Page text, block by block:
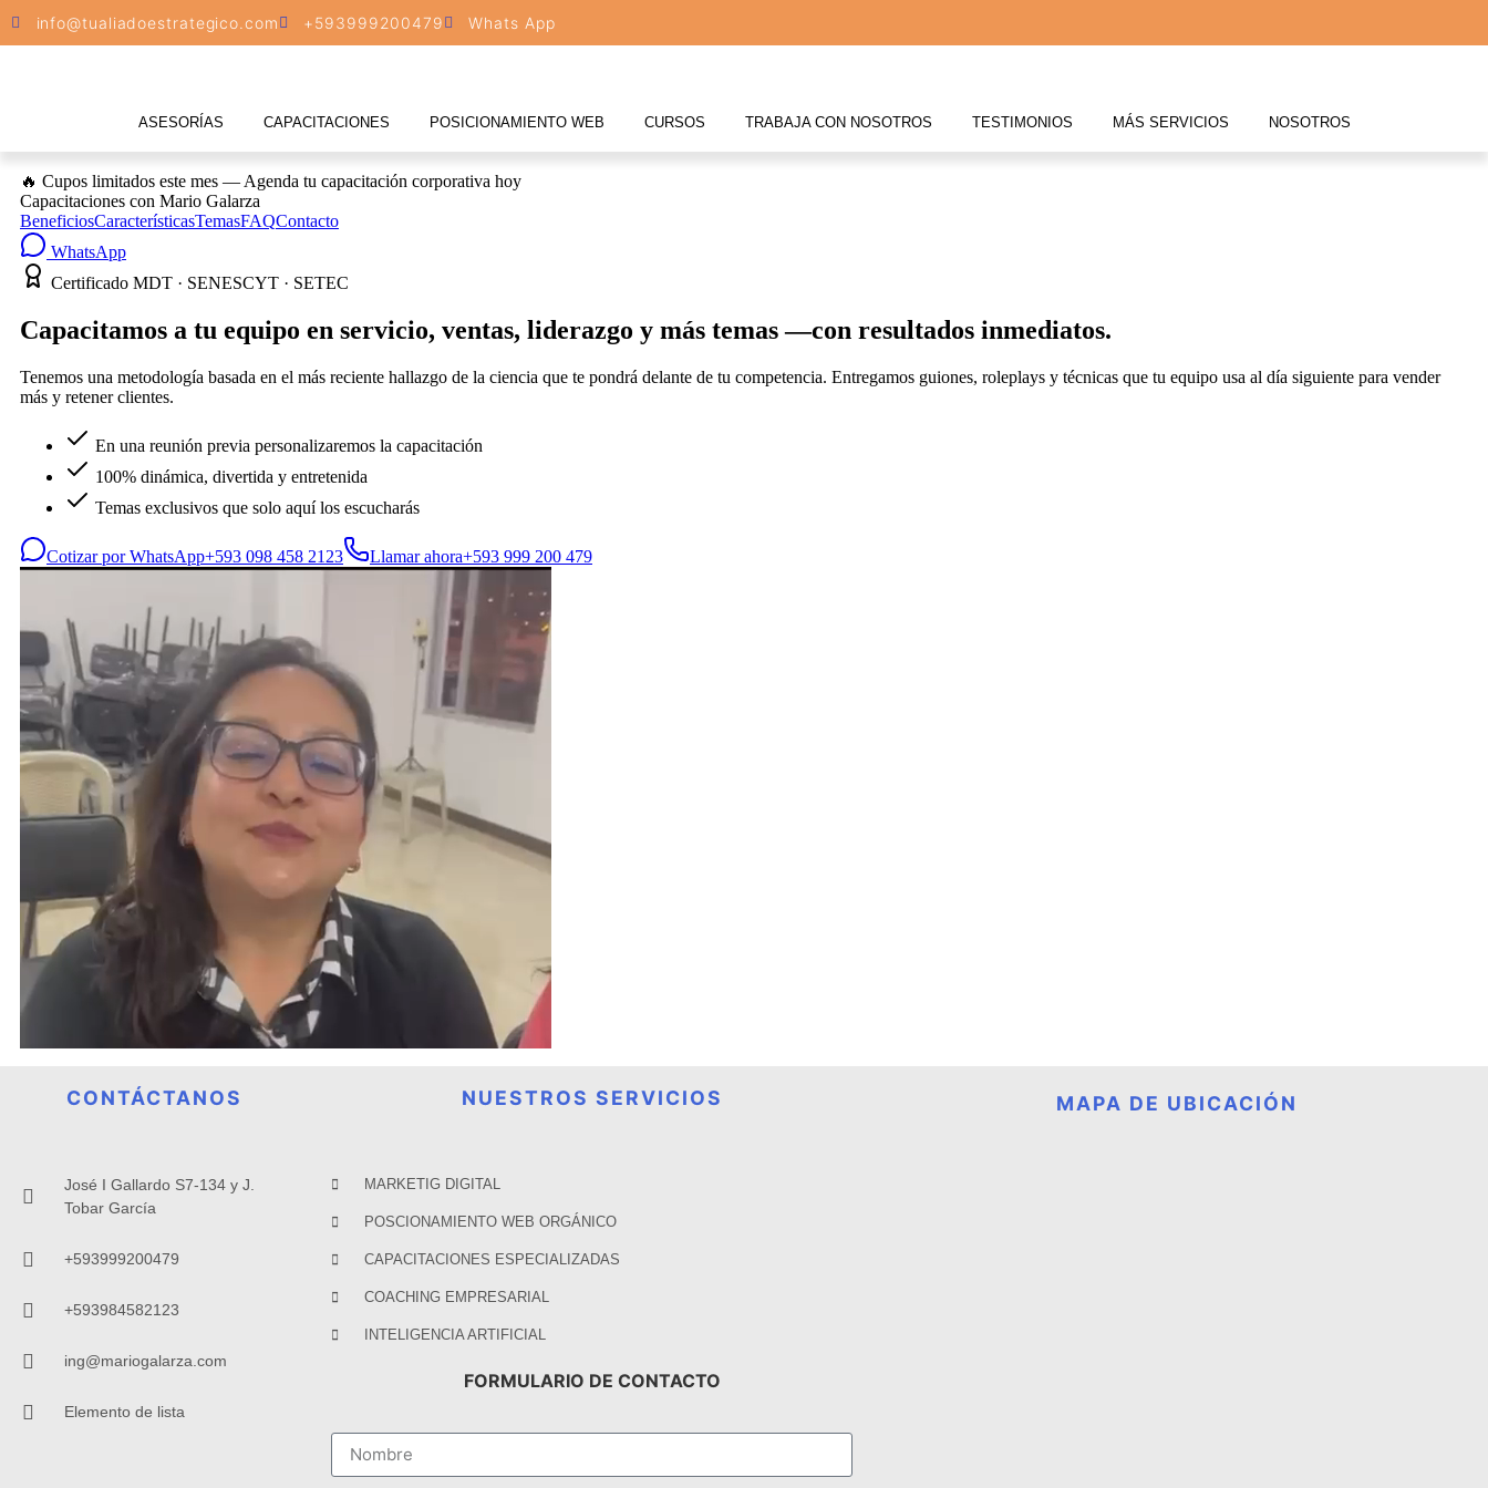
info@tualiadoestrategico.com +593999200479 Whats App
ASESORÍAS CAPACITACIONES POSICIONAMIENTO WEB CURSOS TRABAJA CON NOSOTROS TESTIMONIOS MÁS SERVICIOS NOSOTROS
CONTÁCTANOS
José I Gallardo S7-134 y J.
Tobar García
+593999200479
+593984582123
ing@mariogalarza.com
Elemento de lista
NUESTROS SERVICIOS
MARKETIG DIGITAL
POSCIONAMIENTO WEB ORGÁNICO
CAPACITACIONES ESPECIALIZADAS
COACHING EMPRESARIAL
INTELIGENCIA ARTIFICIAL
FORMULARIO DE CONTACTO
MAPA DE UBICACIÓN